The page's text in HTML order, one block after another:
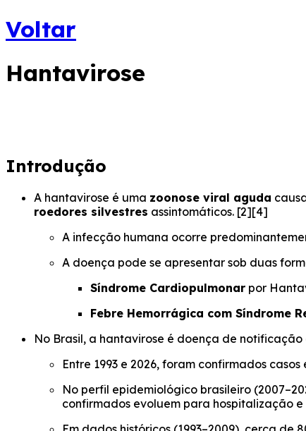
Voltar
Hantavirose
Introdução
A hantavirose é uma zoonose viral aguda
roedores silvestres assintomáticos. [2][4]
A infecção humana ocorre
A doença pode se apresentar sob duas
Síndrome Cardiopulmonar por
Febre Hemorrágica com Síndrome
No Brasil, a hantavirose é doença de
Entre 1993 e 2026, foram confirmados
No perfil epidemiológico brasileiro
confirmados evoluem para hospitalização